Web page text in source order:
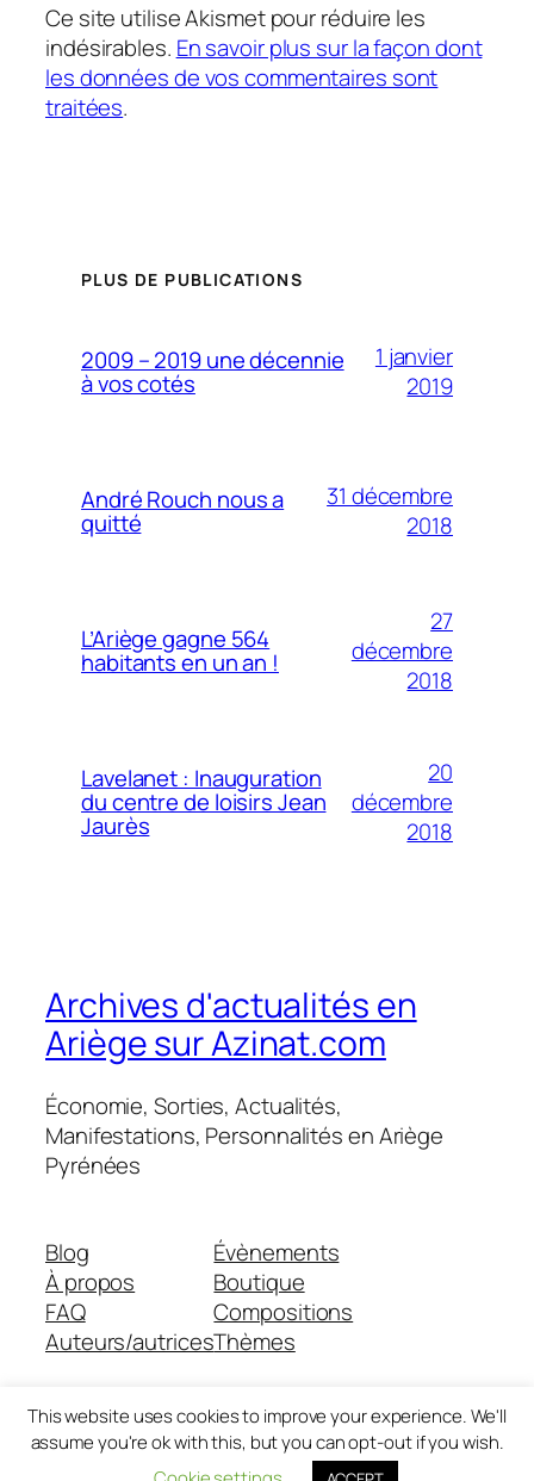
Ce site utilise Akismet pour réduire les
indésirables. En savoir plus sur la façon dont
les données de vos commentaires sont
traitées.
PLUS DE PUBLICATIONS
2009 – 2019 une décennie
à vos cotés
1 janvier
2019
André Rouch nous a
quitté
31 décembre
2018
L’Ariège gagne 564
habitants en un an !
27
décembre
2018
Lavelanet : Inauguration
du centre de loisirs Jean
Jaurès
20
décembre
2018
Archives d'actualités en
Ariège sur Azinat.com
Économie, Sorties, Actualités,
Manifestations, Personnalités en Ariège
Pyrénées
Blog
À propos
FAQ
Auteurs/autrices
Évènements
Boutique
Compositions
Thèmes
Twenty Twenty-Five Conçu avecWordPress
This website uses cookies to improve your experience. We'll
assume you're ok with this, but you can opt-out if you wish.